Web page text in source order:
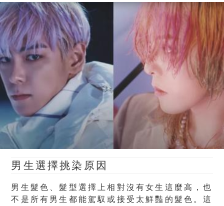
男生選擇挑染原因
男生髮色、髮型選擇上相對沒有女生這麼高，也
不是所有男生都能駕馭或接受太鮮豔的髮色。這